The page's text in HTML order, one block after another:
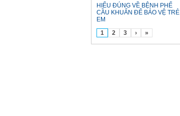
HIỂU ĐÚNG VỀ BỆNH PHẾ
CẦU KHUẨN ĐỂ BẢO VỆ TRẺ
EM
1
2 3 › »